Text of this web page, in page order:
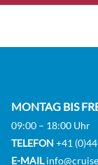
Star
MONTAG BIS
09:00 – 18:00 Uhr
TELEFON +41
E-MAIL